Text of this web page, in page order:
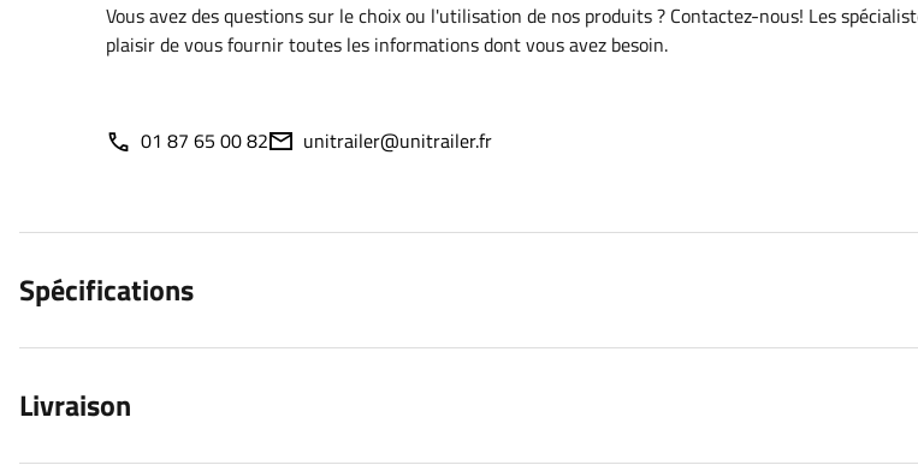
Vous avez des questions sur le choix ou l'utilisation de nos produits ? Contactez-nous! Les
plaisir de vous fournir toutes les informations dont vous avez besoin.
01 87 65 00 82 unitrailer@unitrailer.fr
Spécifications
Livraison